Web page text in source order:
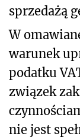
sprzedażą
W
warunek
podatku
związek
nie jest